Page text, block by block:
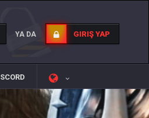
YA DA GIRIŞ YAP